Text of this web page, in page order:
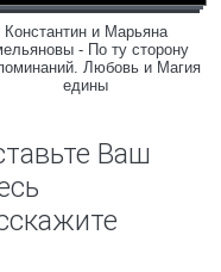
Константин и Марьяна
- По ту сторону
Любовь и Магия
едины
Ваш